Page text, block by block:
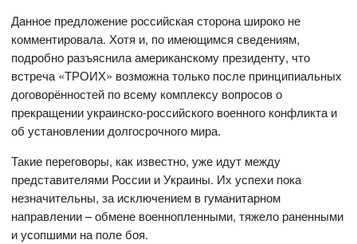
Данное предложение российская сторона широко не
комментировала. Хотя и, по имеющимся сведениям,
подробно разъяснила американскому президенту, что
встреча «ТРОИХ» возможна только после принципиальных
договорённостей по всему комплексу вопросов о
прекращении украинско-российского военного конфликта и
об установлении долгосрочного мира.
Такие переговоры, как известно, уже идут между
представителями России и Украины. Их успехи пока
незначительны, за исключением в гуманитарном
направлении – обмене военнопленными, тяжело раненными
и усопшими на поле боя.